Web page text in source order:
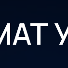
эфиров: